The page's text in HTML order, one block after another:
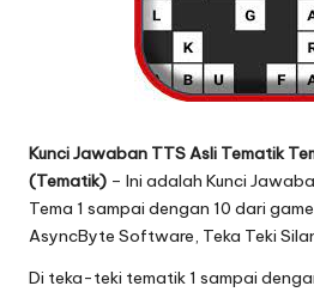
Kunci Jawaban TTS Asli Tematik
(Tematik) – Ini adalah Kunci
Tema 1 sampai dengan 10 dari
AsyncByte Software, Teka Teki
Di teka-teki tematik 1 sampai